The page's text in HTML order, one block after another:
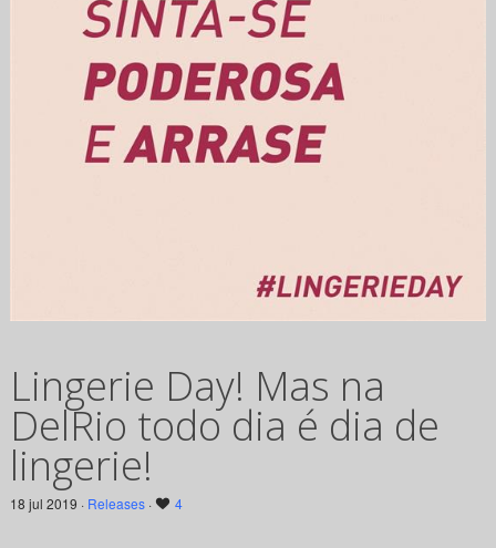
Lingerie Day! Mas na
DelRio todo dia é dia de
lingerie!
18 jul 2019 · Releases· 4